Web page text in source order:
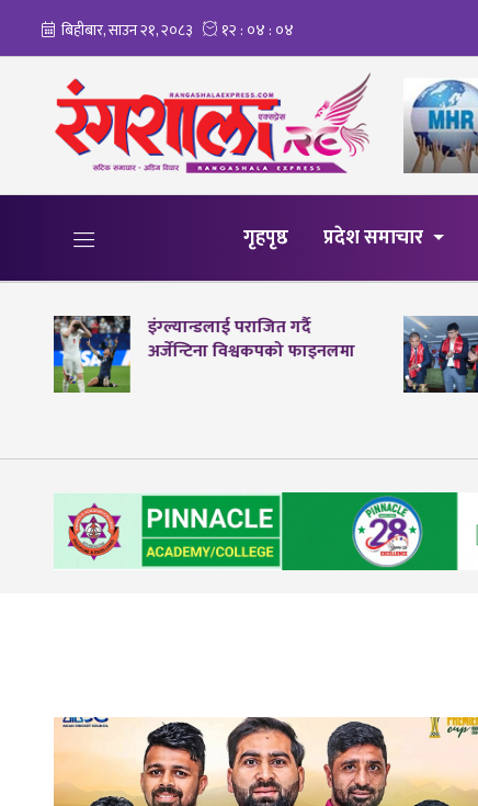
गृहपृष्ठ प्रदेश समाचार
इंग्ल्यान्डलाई पराजित गर्दै
अर्जेन्टिना विश्वकपको फाइनलमा